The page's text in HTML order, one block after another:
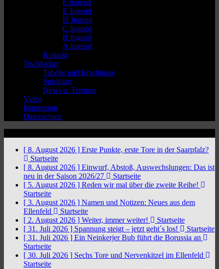
F Jugend
E Jugend
D Jugend
C Jugend
B Jugend
A Jugend
Kontakt
Tischkicker
Tabelle und Ergebnisse
Spielplan
News u. Termine
Video
Impressum
Datenschutz
[ 8. August 2026 ] Erste Punkte, erste Tore in der Saarpfalz?
Startseite
[ 8. August 2026 ] Einwurf, Abstoß, Auswechslungen: Das ist
neu in der Saison 2026/27
Startseite
[ 5. August 2026 ] Reden wir mal über die zweite Reihe!
Startseite
[ 3. August 2026 ] Namen und Notizen: Neues aus dem
Ellenfeld
Startseite
[ 2. August 2026 ] Weiter, immer weiter!
Startseite
[ 31. Juli 2026 ] Spannung steigt – jetzt geht´s los!
Startseite
[ 31. Juli 2026 ] Ein Neinkerjer Bub führt die Borussia an
Startseite
[ 30. Juli 2026 ] Sechs Tore und Nervenkitzel im Ellenfeld
Startseite